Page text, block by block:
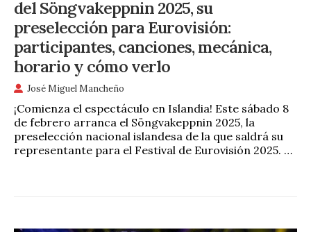
del Söngvakeppnin 2025, su
preselección para Eurovisión:
participantes, canciones, mecánica,
horario y cómo verlo
José Miguel Mancheño
¡Comienza el espectáculo en Islandia! Este sábado 8
de febrero arranca el Söngvakeppnin 2025, la
preselección nacional islandesa de la que saldrá su
representante para el Festival de Eurovisión 2025. …